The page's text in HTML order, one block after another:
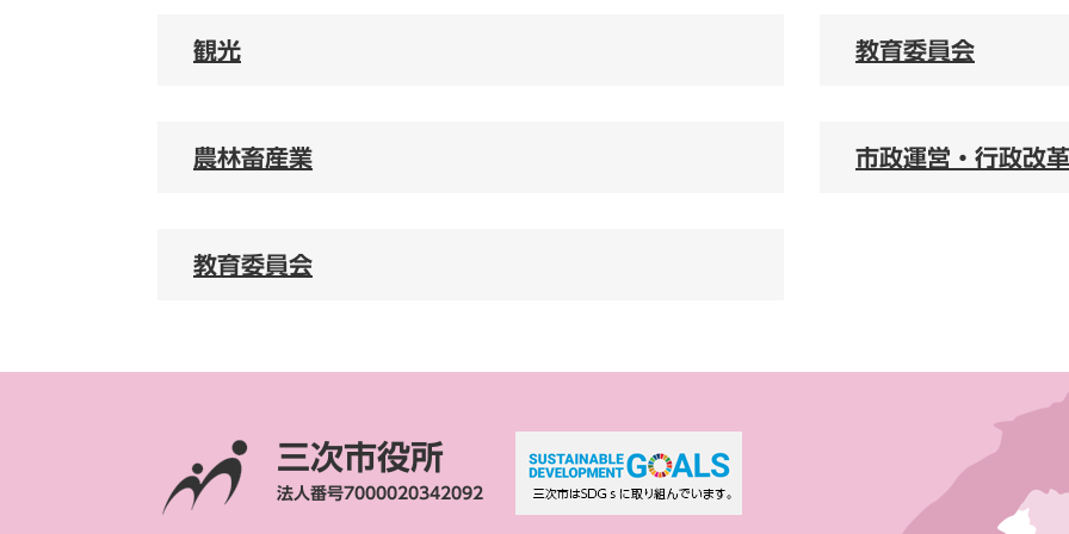
観光 教育委員会
農林畜産業 市政運営・行政改革
教育委員会
三次市役所
法人番号7000020342092